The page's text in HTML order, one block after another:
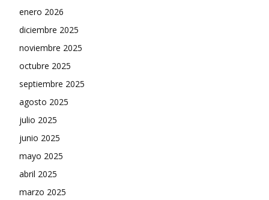
enero 2026
diciembre 2025
noviembre 2025
octubre 2025
septiembre 2025
agosto 2025
julio 2025
junio 2025
mayo 2025
abril 2025
marzo 2025